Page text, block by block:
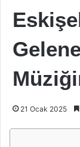
21 Ocak 2025